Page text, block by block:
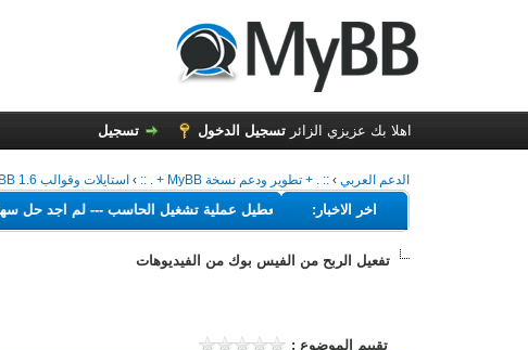
اهلا بك عزيزي الزائر تسجيل الدخول تسجيل
الدعم العربي ›:: . + تطوير ودعم نسخة MyBB + . :: › استايلات وقوالب MyBB 1.6 العربية
اخر الاخبار:
البرامج التي تهدف إلى تعطيل عملية تشغيل الحاسب---لم اجد
تفعيل الربح من الفيس بوك من الفيديوهات
تقييم الموضوع :